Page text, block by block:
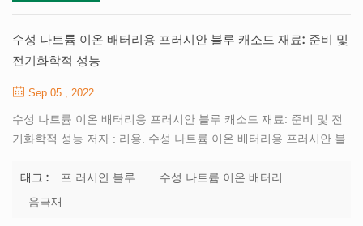
전해질이 조밀하고 균일한 SEI 필름을 생성하지 못하여 활물질과 전
해질 사이의 조기 부반응을 일으켜 전해질 소모가 빨라...
수성 나트륨 이온 배터리용 프러시안 블루 캐소드 재료: 준비 및
전기화학적 성능
Sep 05 , 2022
수성 나트륨 이온 배터리용 프러시안 블루 캐소드 재료: 준비 및 전
기화학적 성능 저자 : 리용. 수성 나트륨 이온 배터리용 프러시안 블
Materials[J], 2019, 34(4): 365-372 doi:10.15541/jim20180272
TOB New Energy 는 리튬 이온 배터리 및 나트륨 이온 배터리 등 프
태그 : 프 러시안 블루
수성 나트륨 이온 배터리
음극재